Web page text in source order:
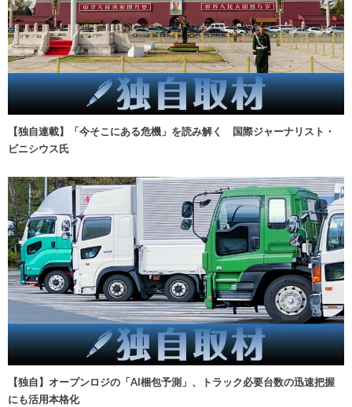
【独自連載】「今そこにある危機」を読み解く 国際ジャーナリスト・
ビニシウス氏
【独自】オープンロジの「AI梱包予測」、トラック必要台数の迅速把握
にも活用本格化